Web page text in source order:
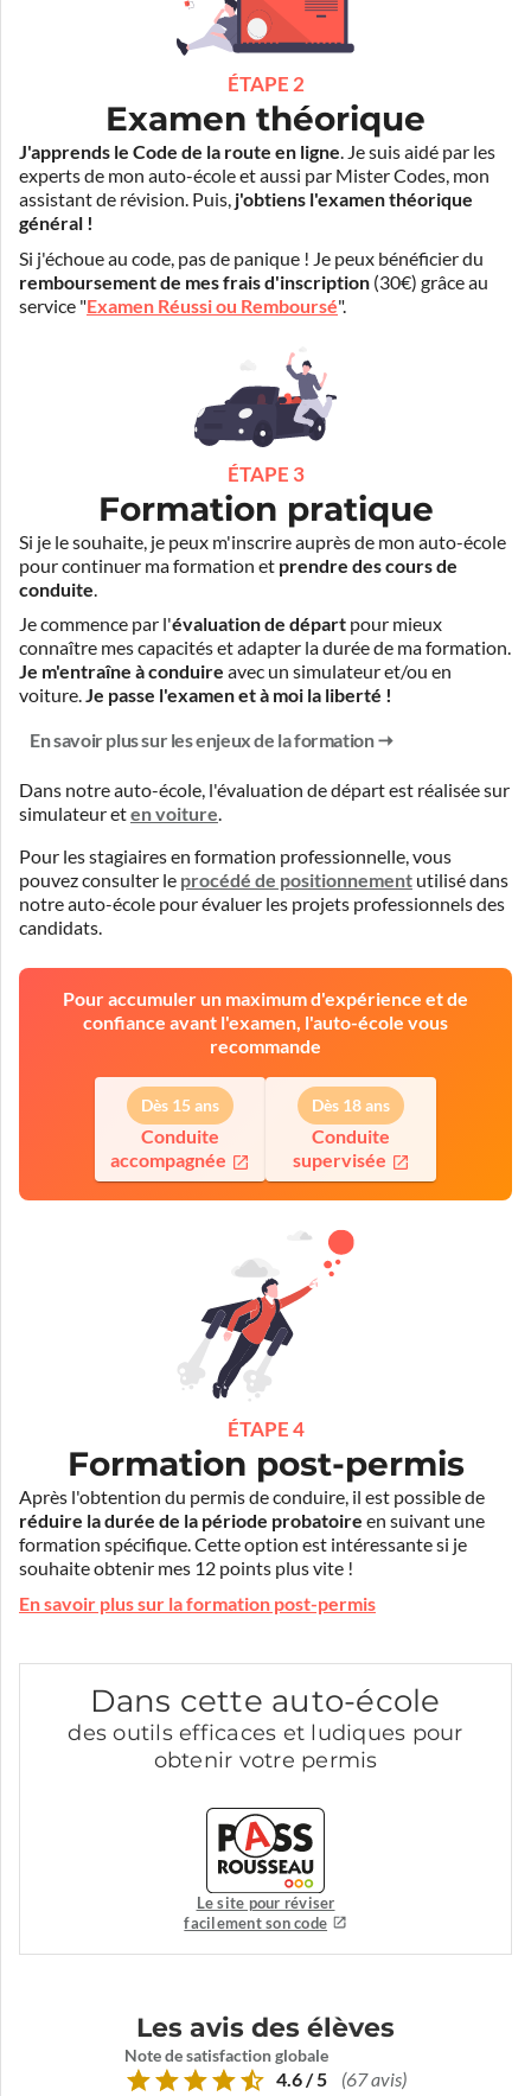
ÉTAPE 2
Examen théorique
J'apprends le Code de la route en ligne. Je suis aidé par les
experts de mon auto-école et aussi par Mister Codes, mon
assistant de révision. Puis, j'obtiens l'examen théorique
général !
Si j'échoue au code, pas de panique ! Je peux bénéficier du
remboursement de mes frais d'inscription (30€) grâce au
service "Examen Réussi ou Remboursé".
ÉTAPE 3
Formation pratique
Si je le souhaite, je peux m'inscrire auprès de mon auto-école
pour continuer ma formation et prendre des cours de
conduite.
Je commence par l'évaluation de départ pour mieux
connaître mes capacités et adapter la durée de ma formation.
Je m'entraîne à conduire avec un simulateur et/ou en
voiture.Je passe l'examen et à moi la liberté !
En savoir plus sur les enjeux de la formation
Dans notre auto-école, l'évaluation de départ est réaliséesur
simulateureten voiture.
Pour les stagiaires en formation professionnelle, vous
pouvez consulter le procédé de positionnement utilisé dans
notre auto-école pour évaluer les projets professionnels des
candidats.
Pour accumuler un maximum d'expérience et de
confiance avant l'examen, l'auto-école vous
recommande
Dès 15 ans
Conduite
accompagnée
Dès 18 ans
Conduite
supervisée
ÉTAPE 4
Formation post-permis
Après l'obtention du permis de conduire, il est possible de
réduire la durée de la période probatoire en suivant une
formation spécifique. Cette option est intéressante si je
souhaite obtenir mes 12 points plus vite !
En savoir plus sur la formation post-permis
Dans cette auto-école
des outils efficaces et ludiques pour
obtenir votre permis
Le site pour réviser
facilement son code
Les avis des élèves
Note de satisfaction globale
4.6 / 5 (67 avis)